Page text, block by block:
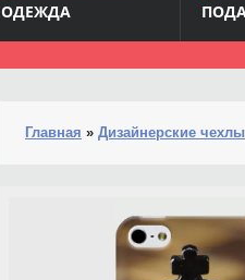
ОДЕЖДА
Главная » Дизайнерские чехлы